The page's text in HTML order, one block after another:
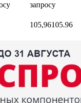
запросу
105,96105.96